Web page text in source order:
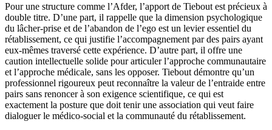
Pour une structure comme l’Afder, l’apport de Tiebout est précieux à
double titre. D’une part, il rappelle que la dimension psychologique
du lâcher-prise et de l’abandon de l’ego est un levier essentiel du
rétablissement, ce qui justifie l’accompagnement par des pairs ayant
eux-mêmes traversé cette expérience. D’autre part, il offre une
caution intellectuelle solide pour articuler l’approche communautaire
et l’approche médicale, sans les opposer. Tiebout démontre qu’un
professionnel rigoureux peut reconnaître la valeur de l’entraide entre
pairs sans renoncer à son exigence scientifique, ce qui est
exactement la posture que doit tenir une association qui veut faire
dialoguer le médico-social et la communauté du rétablissement.